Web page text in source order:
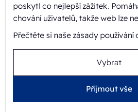
poskytl co nejlepší zážitek.
chování uživatelů, takže web lze
Přečtěte si naše zásady používání
Vybrat
Přijmout vše
Timo
+31627348895